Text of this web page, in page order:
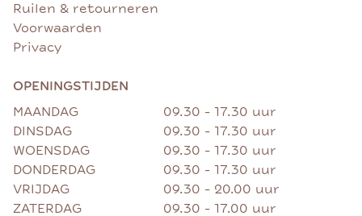
Ruilen & retourneren
Voorwaarden
Privacy
OPENINGSTIJDEN
MAANDAG
09.30 - 17.30 uur
DINSDAG
09.30 - 17.30 uur
WOENSDAG
09.30 - 17.30 uur
DONDERDAG
09.30 - 17.30 uur
VRIJDAG
09.30 - 20.00 uur
ZATERDAG
09.30 - 17.00 uur